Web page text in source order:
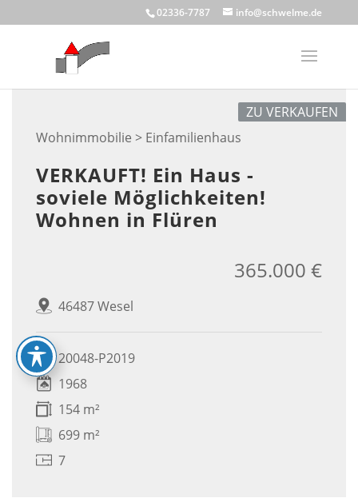
to
02336-7787 info@schwelme.de
Wohnimmobilie > Einfamilienhaus
ZU VERKAUFEN
VERKAUFT! Ein Haus -
soviele Möglichkeiten!
Wohnen in Flüren
46487 Wesel
365.000 €
20048-P2019
1968
154 m²
699 m²
7